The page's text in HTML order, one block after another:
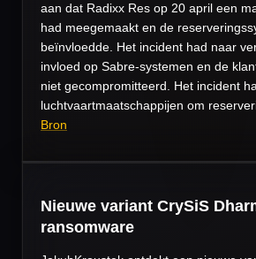
aan dat Radixx Res op 20 april een
had meegemaakt en de
beïnvloedde. Het incident had naar
invloed op Sabre-systemen en de
niet gecompromitteerd. Het incident
luchtvaartmaatschappijen om
Bron
Nieuwe variant CrySiS
ransomware